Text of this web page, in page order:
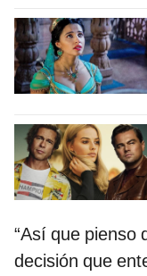
“Así que pienso
decisión que